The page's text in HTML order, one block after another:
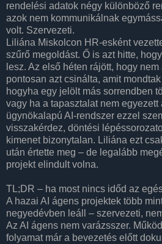
rendelési adatok négy különböző
azok nem kommunikálnak
volt. Szervezeti.
Liliána Miskolcon HR-esként
szűrő megoldást. Ő is azt hitte,
lesz. Az első héten rájött, hogy
pontosan azt csinálta, amit
hogyha egy jelölt más sorrendben
vagy ha a tapasztalat nem
ügynökalapú AI-rendszer ezzel
visszakérdez, döntési
kimenet bizonytalan. Liliána ezt
után értette meg – de legalább
projekt elindult volna.
TL;DR – ha most nincs időd az
A hazai AI ágens projektek több
negyedévben leáll – szervezeti,
Az AI ágens nem varázsszer.
folyamat már a bevezetés előtt